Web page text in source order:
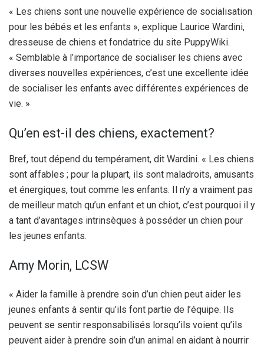
« Les chiens sont une nouvelle expérience de socialisation
pour les bébés et les enfants », explique Laurice Wardini,
dresseuse de chiens et fondatrice du site PuppyWiki.
« Semblable à l’importance de socialiser les chiens avec
diverses nouvelles expériences, c’est une excellente idée
de socialiser les enfants avec différentes expériences de
vie. »
Qu’en est-il des chiens, exactement?
Bref, tout dépend du tempérament, dit Wardini. « Les chiens
sont affables ; pour la plupart, ils sont maladroits, amusants
et énergiques, tout comme les enfants. Il n’y a vraiment pas
de meilleur match qu’un enfant et un chiot, c’est pourquoi il y
a tant d’avantages intrinsèques à posséder un chien pour
les jeunes enfants.
Amy Morin, LCSW
« Aider la famille à prendre soin d’un chien peut aider les
jeunes enfants à sentir qu’ils font partie de l’équipe. Ils
peuvent se sentir responsabilisés lorsqu’ils voient qu’ils
peuvent aider à prendre soin d’un animal en aidant à nourrir